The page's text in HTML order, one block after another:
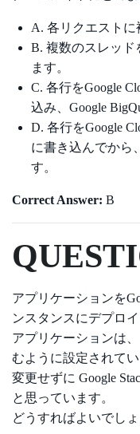
A. 各リクエストに
B. 複数のスレッド
ます。
C. 各行をGoogle
込み、Google
D. 各行をGoogle
に書き込んでから
す。
Correct Answer: B
アプリケーションを
ンスタンスにデプロイ
アプリケーションは
むように設定されて
変更せずに Google
と思っています。
どうすればよいでしょ